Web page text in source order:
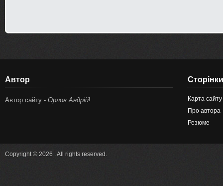
Автор
Автор сайту - Орлов Андрій!
Сторінки
Карта сайту
Про автора
Резюме
Copyright © 2026 . All rights reserved.